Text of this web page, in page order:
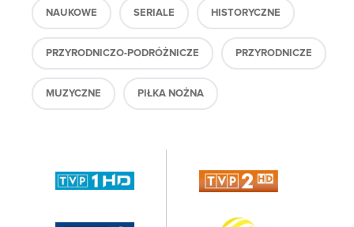
NAUKOWE SERIALE HISTORYCZNE
PRZYRODNICZO-PODRÓŻNICZE PRZYRODNICZE
MUZYCZNE PIŁKA NOŻNA